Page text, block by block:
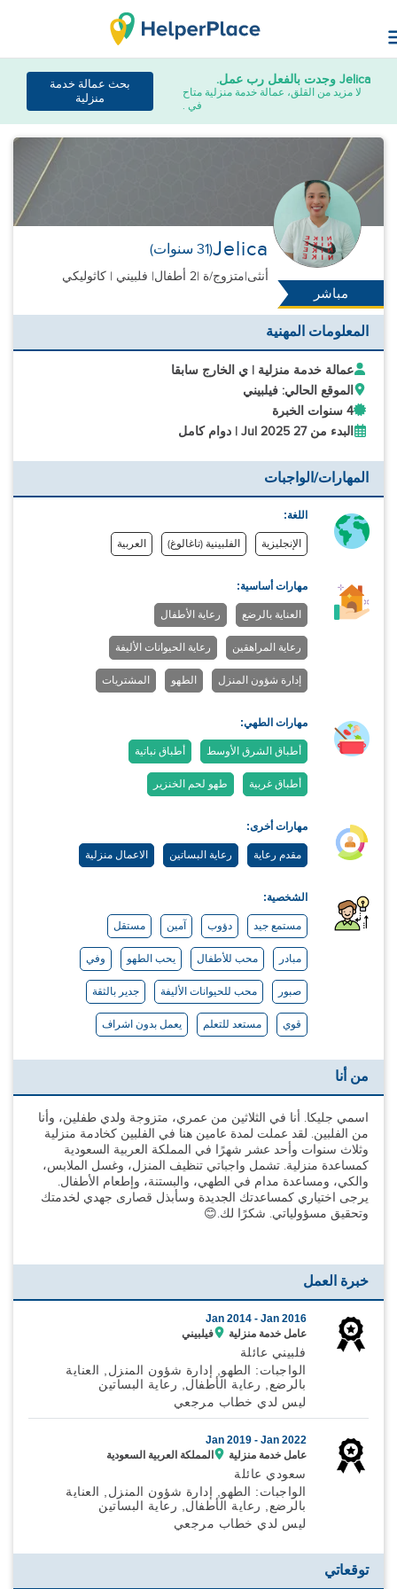
Jelica وجدت بالفعل رب عمل.
لا مزيد من القلق، عمالة خدمة منزلية متاح
في .
بحث عمالة خدمة
منزلية
مباشر
Jelica(31 سنوات)
أنثى|متزوج/ة |2 أطفال | فلبيني | كاثوليكي
المعلومات المهنية
عمالة خدمة منزلية | ي الخارج سابقا
الموقع الحالي: فيلبيني
4 سنوات الخبرة
البدء من 27 Jul 2025 | دوام كامل
المهارات/الواجبات
اللغة:
الإنجليزية الفلبينية (تاغالوغ) العربية
مهارات أساسية:
العناية بالرضع رعاية الأطفال
رعاية المراهقين رعاية الحيوانات الأليفة
إدارة شؤون المنزل الطهو المشتريات
مهارات الطهي:
أطباق الشرق الأوسط أطباق نباتية
أطباق غربية طهو لحم الخنزير
مهارات أخرى:
مقدم رعاية رعاية البساتين الاعمال منزلية
الشخصية:
مستمع جيد دؤوب آمين مستقل
مبادر محب للأطفال يحب الطهو وفي
صبور محب للحيوانات الأليفة جدير بالثقة
قوي مستعد للتعلم يعمل بدون اشراف
من أنا
اسمي جليكا. أنا في الثلاثين من عمري، متزوجة ولدي طفلين، وأنا
من الفلبين. لقد عملت لمدة عامين هنا في الفلبين كخادمة منزلية
وثلاث سنوات وأحد عشر شهرًا في المملكة العربية السعودية
كمساعدة منزلية. تشمل واجباتي تنظيف المنزل، وغسل الملابس،
والكي، ومساعدة مدام في الطهي، والبستنة، وإطعام الأطفال.
يرجى اختياري كمساعدتك الجديدة وسأبذل قصارى جهدي لخدمتك
وتحقيق مسؤولياتي. شكرًا لك.😊
خبرة العمل
Jan 2014 - Jan 2016
عامل خدمة منزلية
فيلبيني
فلبيني عائلة
الواجبات: الطهو, إدارة شؤون المنزل, العناية
بالرضع, رعاية الأطفال, رعاية البساتين
ليس لدي خطاب مرجعي
Jan 2019 - Jan 2022
عامل خدمة منزلية
المملكة العربية السعودية
سعودي عائلة
الواجبات: الطهو, إدارة شؤون المنزل, العناية
بالرضع, رعاية الأطفال, رعاية البساتين
ليس لدي خطاب مرجعي
توقعاتي